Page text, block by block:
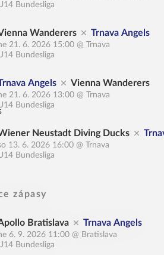
Bundesliga
Wanderers Trnava Angels
21. 6. 2026 15:00 @
Trnava
Bundesliga
Angels Vienna Wanderers
21. 6. 2026 13:00 @
Trnava
Bundesliga
Neustadt Diving Ducks
13. 6. 2026 16:00 @
Trnava
Bundesliga
zápasy
Bratislava Trnava Angels
6. 9. 2026 11:00 @ Bratislava
Bundesliga